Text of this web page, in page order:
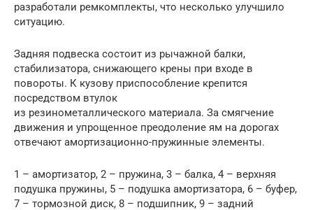
разработали ремкомплекты, что несколько улучшило
ситуацию.
Задняя подвеска состоит из рычажной балки,
стабилизатора, снижающего крены при входе в
повороты. К кузову приспособление крепится
посредством втулок
из резинометаллического материала. За смягчение
движения и упрощенное преодоление ям на дорогах
отвечают амортизационно-пружинные элементы.
1 – амортизатор, 2 – пружина, 3 – балка, 4 – верхняя
подушка пружины, 5 – подушка амортизатора, 6 – буфер,
7 – тормозной диск, 8 – подшипник, 9 – задний